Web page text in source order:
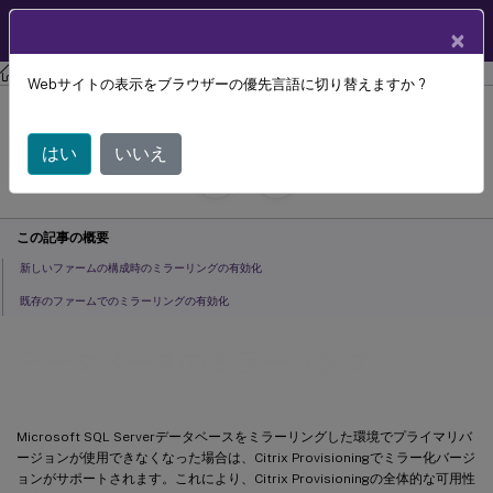
Citrix Provisioning Citrix Provisioning 2303
Microsoft SQL Serverデータベースをミラーリングした環境でプライマリバ
ージョンが使用できなくなった場合は、Citrix Provisioningでミラー化バージ
ョンがサポートされます。これにより、Citrix Provisioningの全体的な可用性
データベースのミラーリング
July 29, 2024
C
この記事の概要
新しいファームの構成時のミラーリングの有効化
既存のファームでのミラーリングの有効化
×
Webサイトの表示をブラウザーの優先言語に切り替えますか ?
はい いいえ